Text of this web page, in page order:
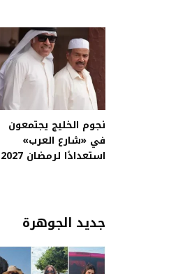
نجوم الخليج يجتمعون
في «شارع العرب»
استعدادًا لرمضان 2027
جديد الجوهرة